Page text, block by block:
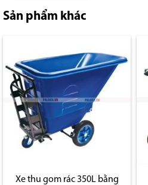
Sản phẩm khác
Xe thu gom rác 350L bằng